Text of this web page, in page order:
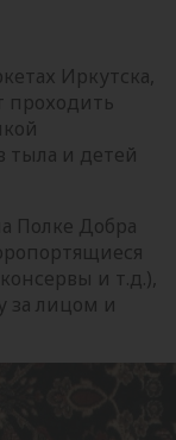
Иркутска,
проходить
тыла и детей
Полке Добра
и т.д.),
за лицом и